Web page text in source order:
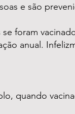
e são
foram
anual.
quando